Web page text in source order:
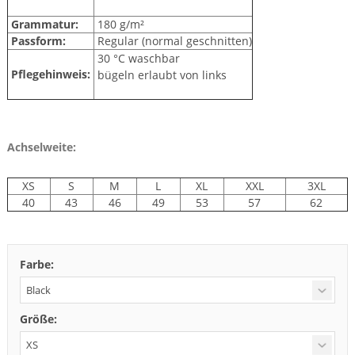
Grammatur:
180 g/m²
Passform:
Regular (normal geschnitten)
Pflegehinweis:
30 °C waschbar
bügeln erlaubt von links
Achselweite:
XS S M L XL XXL
3XL
40
43 46 49 53 57 62
Farbe:
Größe: